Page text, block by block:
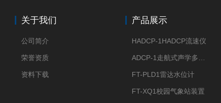
关于我们
公司简介
荣誉资质
资料下载
产品展示
HADCP-1HADCP流速仪
FT-PLD1雷达水位计
FT-XQ1校园气象站装置